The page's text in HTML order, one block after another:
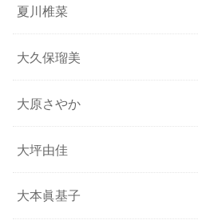
夏川椎菜
大久保瑠美
大原さやか
大坪由佳
大本眞基子